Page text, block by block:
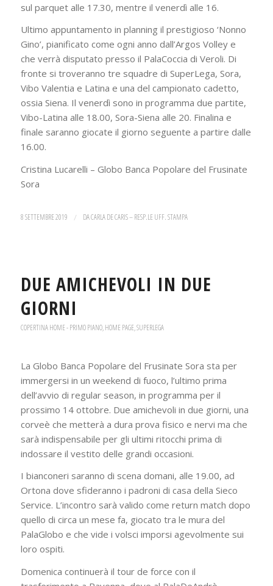
sul parquet alle 17.30, mentre il venerdì alle 16.
Ultimo appuntamento in planning il prestigioso ‘Nonno
Gino’, pianificato come ogni anno dall’Argos Volley e
che verrà disputato presso il PalaCoccia di Veroli. Di
fronte si troveranno tre squadre di SuperLega, Sora,
Vibo Valentia e Latina e una del campionato cadetto,
ossia Siena. Il venerdì sono in programma due partite,
Vibo-Latina alle 18.00, Sora-Siena alle 20. Finalina e
finale saranno giocate il giorno seguente a partire dalle
16.00.
Cristina Lucarelli – Globo Banca Popolare del Frusinate
Sora
8 SETTEMBRE 2019 / DACARLA DE CARIS – RESP.LE UFF. STAMPA
DUE AMICHEVOLI IN DUE
GIORNI
COPERTINA HOME - PRIMO PIANO,HOME PAGE,SUPERLEGA
La Globo Banca Popolare del Frusinate Sora sta per
immergersi in un weekend di fuoco, l’ultimo prima
dell’avvio di regular season, in programma per il
prossimo 14 ottobre. Due amichevoli in due giorni, una
corveè che metterà a dura prova fisico e nervi ma che
sarà indispensabile per gli ultimi ritocchi prima di
indossare il vestito delle grandi occasioni.
I bianconeri saranno di scena domani, alle 19.00, ad
Ortona dove sfideranno i padroni di casa della Sieco
Service. L’incontro sarà valido come return match dopo
quello di circa un mese fa, giocato tra le mura del
PalaGlobo e che vide i volsci imporsi agevolmente sui
loro ospiti.
Domenica continuerà il tour de force con il